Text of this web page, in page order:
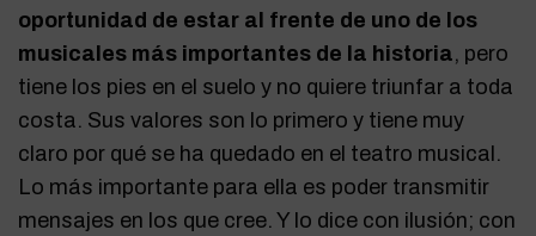
oportunidad de estar al frente de uno de los
musicales más importantes de la historia, pero
tiene los pies en el suelo y no quiere triunfar a toda
costa. Sus valores son lo primero y tiene muy
claro por qué se ha quedado en el teatro musical.
Lo más importante para ella es poder transmitir
mensajes en los que cree. Y lo dice con ilusión; con